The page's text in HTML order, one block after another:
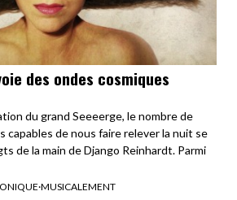
des ondes cosmiques
du grand Seeeerge, le nombre de
capables de nous faire relever la nuit se
de la main de Django Reinhardt. Parmi
·MUSICALEMENT